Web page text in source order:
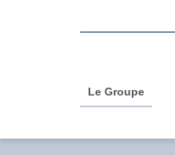
Le Groupe